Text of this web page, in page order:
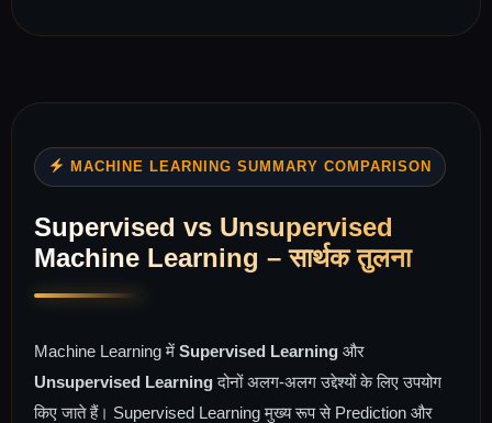
MACHINE LEARNING SUMMARY COMPARISON
Supervised vs Unsupervised
Machine Learning – सार्थक तुलना
Machine Learning में Supervised Learning और
Unsupervised Learningदोनों अलग-अलग उद्देश्यों के लिए उपयोग
किए जाते हैं। Supervised Learning मुख्य रूप से Prediction और